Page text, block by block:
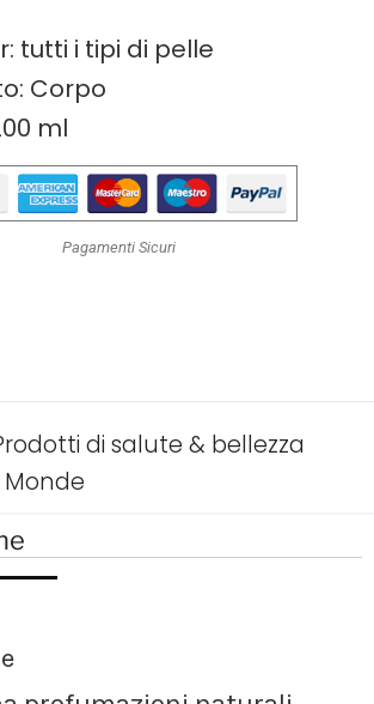
tutti i tipi di pelle
Corpo
ml
Pagamenti Sicuri
di salute & bellezza
Monde